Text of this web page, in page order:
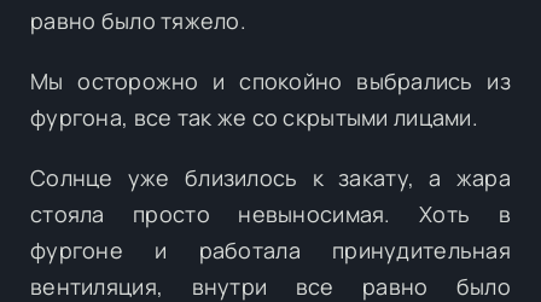
равно было тяжело.
Мы осторожно и спокойно выбрались из
фургона, все так же со скрытыми лицами.
Солнце уже близилось к закату, а жара
стояла просто невыносимая. Хоть в
фургоне и работала принудительная
вентиляция, внутри все равно было